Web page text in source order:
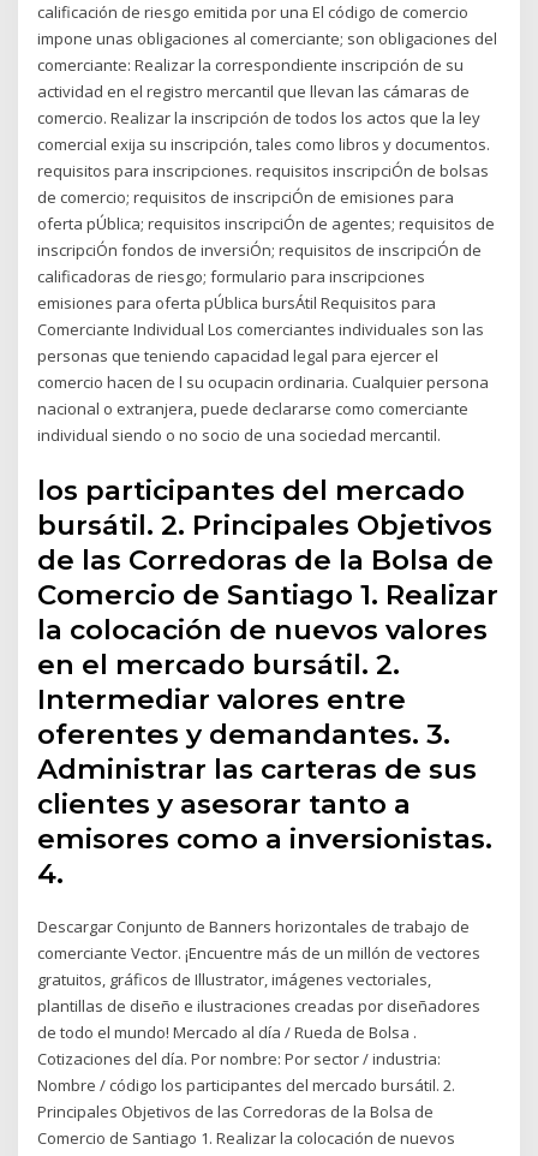
calificación de riesgo emitida por una El código de comercio
impone unas obligaciones al comerciante; son obligaciones del
comerciante: Realizar la correspondiente inscripción de su
actividad en el registro mercantil que llevan las cámaras de
comercio. Realizar la inscripción de todos los actos que la ley
comercial exija su inscripción, tales como libros y documentos.
requisitos para inscripciones. requisitos inscripciÓn de bolsas
de comercio; requisitos de inscripciÓn de emisiones para
oferta pÚblica; requisitos inscripciÓn de agentes; requisitos de
inscripciÓn fondos de inversiÓn; requisitos de inscripciÓn de
calificadoras de riesgo; formulario para inscripciones
emisiones para oferta pÚblica bursÁtil Requisitos para
Comerciante Individual Los comerciantes individuales son las
personas que teniendo capacidad legal para ejercer el
comercio hacen de l su ocupacin ordinaria. Cualquier persona
nacional o extranjera, puede declararse como comerciante
individual siendo o no socio de una sociedad mercantil.
los participantes del mercado
bursátil. 2. Principales Objetivos
de las Corredoras de la Bolsa de
Comercio de Santiago 1. Realizar
la colocación de nuevos valores
en el mercado bursátil. 2.
Intermediar valores entre
oferentes y demandantes. 3.
Administrar las carteras de sus
clientes y asesorar tanto a
emisores como a inversionistas.
4.
Descargar Conjunto de Banners horizontales de trabajo de
comerciante Vector. ¡Encuentre más de un millón de vectores
gratuitos, gráficos de Illustrator, imágenes vectoriales,
plantillas de diseño e ilustraciones creadas por diseñadores
de todo el mundo! Mercado al día / Rueda de Bolsa .
Cotizaciones del día. Por nombre: Por sector / industria:
Nombre / código los participantes del mercado bursátil. 2.
Principales Objetivos de las Corredoras de la Bolsa de
Comercio de Santiago 1. Realizar la colocación de nuevos